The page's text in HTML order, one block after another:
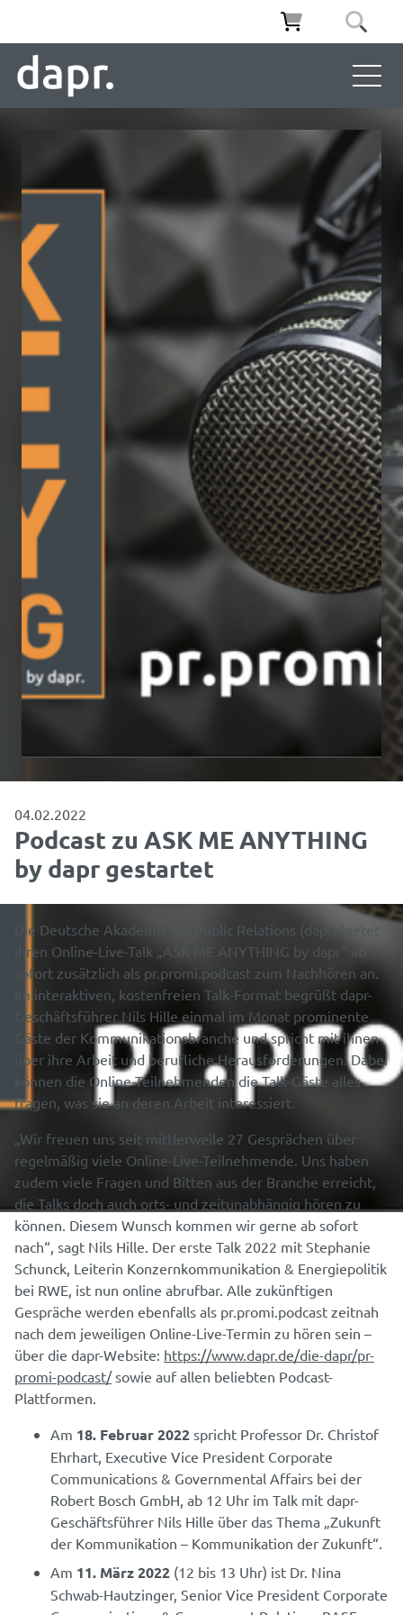
04.02.2022
Podcast zu ASK ME ANYTHING
by dapr gestartet
Die Deutsche Akademie für Public Relations (dapr) bietet
ihren Online-Live-Talk „ASK ME ANYTHING by dapr“ ab
sofort zusätzlich als pr.promi.podcast zum Nachhören an.
Im interaktiven, kostenfreien Talk-Format begrüßt dapr-
Geschäftsführer Nils Hille einmal im Monat prominente
Gäste der Kommunikationsbranche und spricht mit ihnen
über ihre Arbeit und berufliche Herausforderungen. Dabei
können die Online-Teilnehmenden die Talk-Gäste alles
fragen, was sie an deren Arbeit interessiert.
„Wir freuen uns seit mittlerweile 27 Gesprächen über
regelmäßig viele Online-Live-Teilnehmende. Uns haben
zudem viele Fragen und Bitten aus der Branche erreicht,
die Talks doch auch orts- und zeitunabhängig hören zu
können. Diesem Wunsch kommen wir gerne ab sofort
nach“, sagt Nils Hille. Der erste Talk 2022 mit Stephanie
Schunck, Leiterin Konzernkommunikation & Energiepolitik
bei RWE, ist nun online abrufbar. Alle zukünftigen
Gespräche werden ebenfalls als pr.promi.podcast zeitnah
nach dem jeweiligen Online-Live-Termin zu hören sein –
über die dapr-Website: https://www.dapr.de/die-dapr/pr-
promi-podcast/sowie auf allen beliebten Podcast-
Plattformen.
Am 18. Februar 2022 spricht Professor Dr. Christof
Ehrhart, Executive Vice President Corporate
Communications & Governmental Affairs bei der
Robert Bosch GmbH, ab 12 Uhr im Talk mit dapr-
Geschäftsführer Nils Hille über das Thema „Zukunft
der Kommunikation – Kommunikation der Zukunft“.
Am 11. März 2022 (12 bis 13 Uhr) ist Dr. Nina
Schwab-Hautzinger, Senior Vice President Corporate